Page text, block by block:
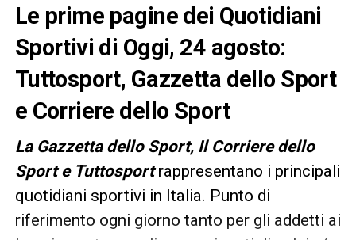
Le prime pagine dei Quotidiani
Sportivi di Oggi, 24 agosto:
Tuttosport, Gazzetta dello Sport
e Corriere dello Sport
La Gazzetta dello Sport, Il Corriere dello
Sport e Tuttosportrappresentano i principali
quotidiani sportivi in Italia. Punto di
riferimento ogni giorno tanto per gli addetti ai